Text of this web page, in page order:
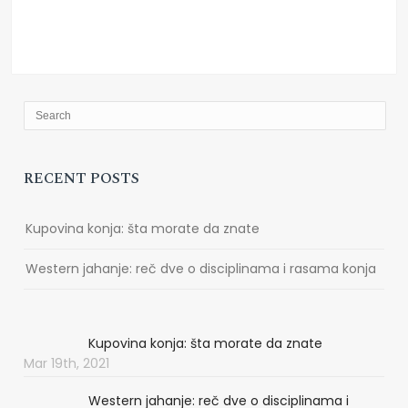
RECENT POSTS
Kupovina konja: šta morate da znate
Western jahanje: reč dve o disciplinama i rasama konja
Kupovina konja: šta morate da znate
Mar 19th, 2021
Western jahanje: reč dve o disciplinama i